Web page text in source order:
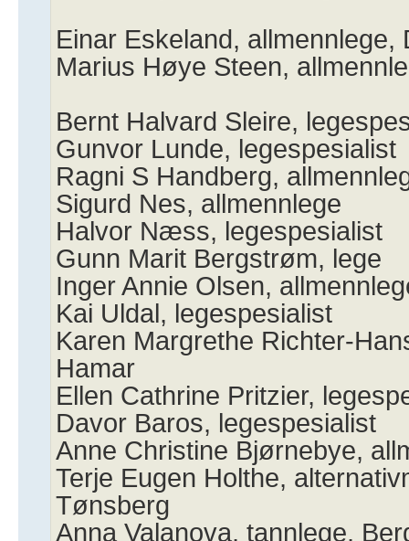
Einar Eskeland, allmennlege,
Marius Høye Steen,
Bernt Halvard Sleire,
Gunvor Lunde, legespesialist
Ragni S Handberg,
Sigurd Nes, allmennlege
Halvor Næss, legespesialist
Gunn Marit Bergstrøm, lege
Inger Annie Olsen,
Kai Uldal, legespesialist
Karen Margrethe Richter-
Hamar
Ellen Cathrine Pritzier,
Davor Baros, legespesialist
Anne Christine Bjørnebye,
Terje Eugen Holthe,
Tønsberg
Anna Valanova, tannlege,